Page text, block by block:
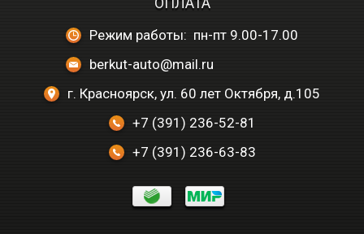
Режим работы: пн-пт 9.00-17.00
berkut-auto@mail.ru
г. Красноярск, ул. 60 лет Октября, д.105
+7 (391) 236-52-81
+7 (391) 236-63-83